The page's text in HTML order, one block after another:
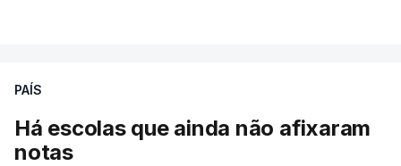
PAÍS
Há escolas que ainda não afixaram
notas